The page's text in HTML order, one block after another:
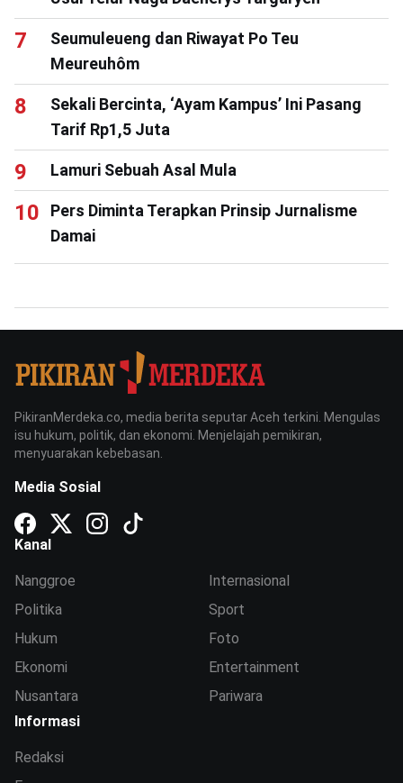
Seumuleueng dan Riwayat Po Teu
Meureuhôm
Sekali Bercinta, ‘Ayam Kampus’ Ini Pasang
Tarif Rp1,5 Juta
Lamuri Sebuah Asal Mula
Pers Diminta Terapkan Prinsip Jurnalisme
Damai
PikiranMerdeka.co, media berita seputar Aceh terkini. Mengulas
isu hukum, politik, dan ekonomi. Menjelajah pemikiran,
menyuarakan kebebasan.
Media Sosial
Kanal
Nanggroe
Politika
Hukum
Ekonomi
Nusantara
Internasional
Sport
Foto
Entertainment
Pariwara
Informasi
Redaksi